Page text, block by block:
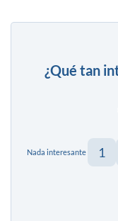
¿Qué tan
Nada interesante 1